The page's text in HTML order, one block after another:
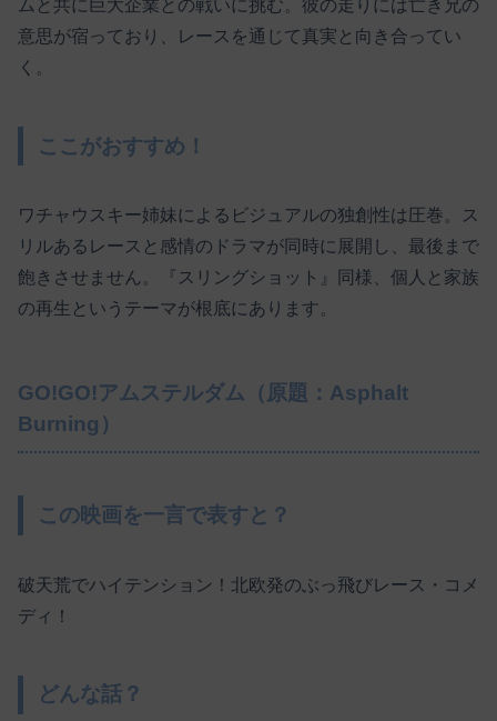
ムと共に巨大企業との戦いに挑む。彼の走りには亡き兄の
意思が宿っており、レースを通じて真実と向き合ってい
く。
ここがおすすめ！
ワチャウスキー姉妹によるビジュアルの独創性は圧巻。ス
リルあるレースと感情のドラマが同時に展開し、最後まで
飽きさせません。『スリングショット』同様、個人と家族
の再生というテーマが根底にあります。
GO!GO!アムステルダム（原題：Asphalt
Burning）
この映画を一言で表すと？
破天荒でハイテンション！北欧発のぶっ飛びレース・コメ
ディ！
どんな話？